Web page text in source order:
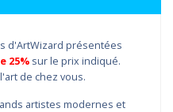
d'ArtWizard présentées
25% sur le prix indiqué.
de chez vous.
artistes modernes et